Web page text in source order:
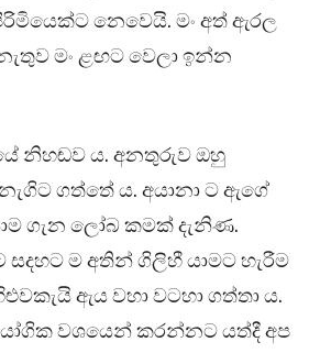
නෙවෙයි. මං අත් ඇරල
මං ළඟට වෙලා ඉන්න
නිහඬව ය. අනතුරුව ඔහු
ගත්තේ ය. අයානා ට ඇගේ
ගැන ලෝබ කමක් දැනිණ.
ම අතින් ගිලිහී යාමට හැරීම
ඇය වහා වටහා ගත්තා ය.
වශයෙන් කරන්නට යත්දී අප